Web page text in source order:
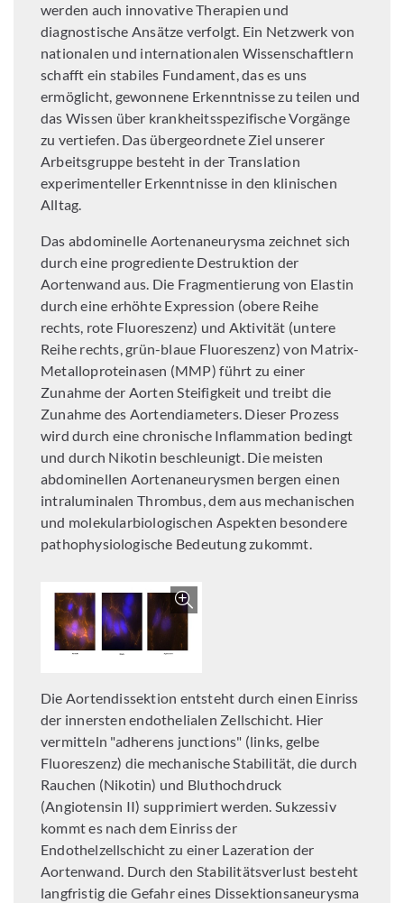
werden auch innovative Therapien und
diagnostische Ansätze verfolgt. Ein Netzwerk von
nationalen und internationalen Wissenschaftlern
schafft ein stabiles Fundament, das es uns
ermöglicht, gewonnene Erkenntnisse zu teilen und
das Wissen über krankheitsspezifische Vorgänge
zu vertiefen. Das übergeordnete Ziel unserer
Arbeitsgruppe besteht in der Translation
experimenteller Erkenntnisse in den klinischen
Alltag.
Das abdominelle Aortenaneurysma zeichnet sich
durch eine progrediente Destruktion der
Aortenwand aus. Die Fragmentierung von Elastin
durch eine erhöhte Expression (obere Reihe
rechts, rote Fluoreszenz) und Aktivität (untere
Reihe rechts, grün-blaue Fluoreszenz) von Matrix-
Metalloproteinasen (MMP) führt zu einer
Zunahme der Aorten Steifigkeit und treibt die
Zunahme des Aortendiameters. Dieser Prozess
wird durch eine chronische Inflammation bedingt
und durch Nikotin beschleunigt. Die meisten
abdominellen Aortenaneurysmen bergen einen
intraluminalen Thrombus, dem aus mechanischen
und molekularbiologischen Aspekten besondere
pathophysiologische Bedeutung zukommt.
Die Aortendissektion entsteht durch einen Einriss
der innersten endothelialen Zellschicht. Hier
vermitteln "adherens junctions" (links, gelbe
Fluoreszenz) die mechanische Stabilität, die durch
Rauchen (Nikotin) und Bluthochdruck
(Angiotensin II) supprimiert werden. Sukzessiv
kommt es nach dem Einriss der
Endothelzellschicht zu einer Lazeration der
Aortenwand. Durch den Stabilitätsverlust besteht
langfristig die Gefahr eines Dissektionsaneurysma